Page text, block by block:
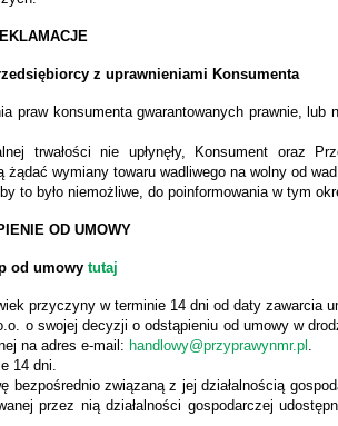
LAMACJE
z uprawnieniami Konsumenta
konsumenta gwarantowanych prawnie, lub
trwałości nie upłynęły, Konsument oraz
wymiany towaru wadliwego na wolny od
to było niemożliwe, do poinformowania w tym
OD UMOWY
od umowy tutaj
przyczyny w terminie 14 dni od daty zawarcia
o swojej decyzji o odstąpieniu od umowy w
na adres e-mail: handlowy@przyprawynmr.pl .
14 dni.
związaną z jej działalnością
przez nią działalności gospodarczej